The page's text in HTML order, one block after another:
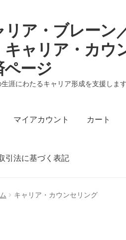
リア・ブレー
キャリア・カ
ページ
涯にわたるキャリア形成を支援します
マイアカウント カート
引法に基づく表記
マイアカウント カート 支払い
キャリア・カウンセリング